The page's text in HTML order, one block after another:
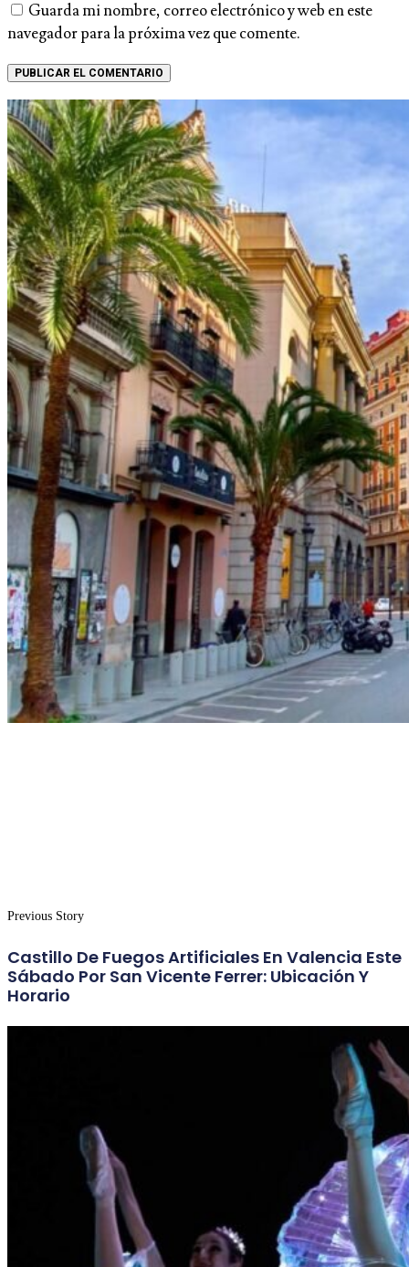
Guarda mi nombre, correo electrónico y web en este
navegador para la próxima vez que comente.
Previous Story
Castillo De Fuegos Artificiales En Valencia Este
Sábado Por San Vicente Ferrer: Ubicación Y
Horario